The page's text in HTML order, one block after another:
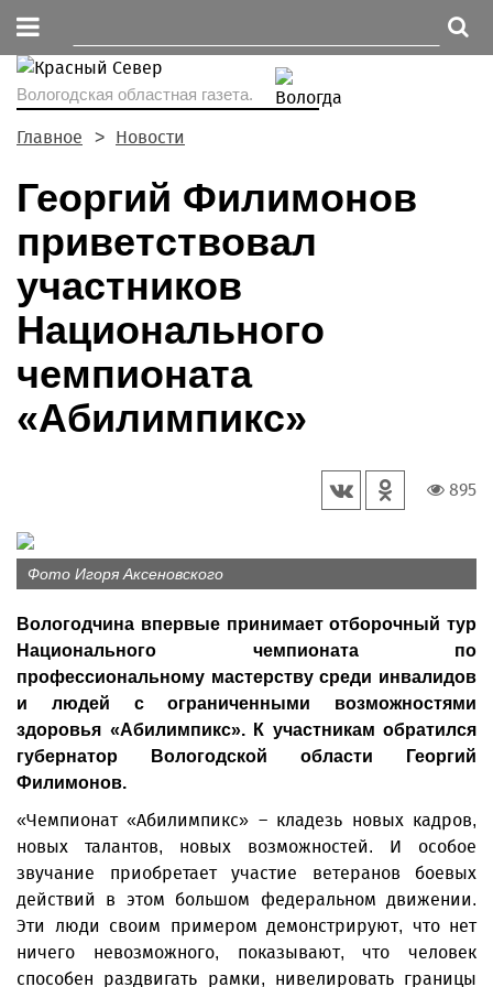
Вологодская областная газета.
Главное Новости
Георгий Филимонов
приветствовал
участников
Национального
чемпионата
«Абилимпикс»
895
Фото Игоря Аксеновского
Вологодчина впервые принимает отборочный тур
Национального чемпионата по
профессиональному мастерству среди инвалидов
и людей с ограниченными возможностями
здоровья «Абилимпикс». К участникам обратился
губернатор Вологодской области Георгий
Филимонов.
«Чемпионат «Абилимпикс» – кладезь новых кадров,
новых талантов, новых возможностей. И особое
звучание приобретает участие ветеранов боевых
действий в этом большом федеральном движении.
Эти люди своим примером демонстрируют, что нет
ничего невозможного, показывают, что человек
способен раздвигать рамки, нивелировать границы